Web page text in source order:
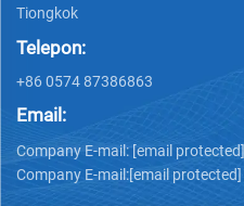
Tiongkok
Telepon:
+86 0574 87386863
Email:
Company E-mail: [email protected]
Company E-mail:[email protected]